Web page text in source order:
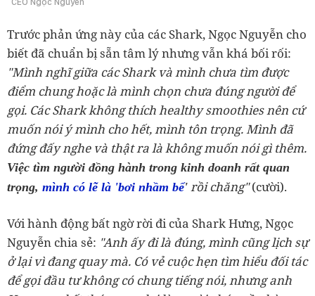
Trước phản ứng này của các Shark, Ngọc Nguyễn cho
biết đã chuẩn bị sẵn tâm lý nhưng vẫn khá bối rối:
"Mình nghĩ giữa các Shark và mình chưa tìm được
điểm chung hoặc là mình chọn chưa đúng người để
gọi. Các Shark không thích healthy smoothies nên cứ
muốn nói ý mình cho hết, mình tôn trọng. Mình đã
đứng đấy nghe và thật ra là không muốn nói gì thêm.
Việc tìm người đồng hành trong kinh doanh rất quan
trọng, mình có lẽ là 'bơi nhầm bể' rồi chăng"(cười).
Với hành động bất ngờ rời đi của Shark Hưng, Ngọc
Nguyễn chia sẻ: "Anh ấy đi là đúng, mình cũng lịch sự
ở lại vì đang quay mà. Có vẻ cuộc hẹn tìm hiểu đối tác
để gọi đầu tư không có chung tiếng nói, nhưng anh